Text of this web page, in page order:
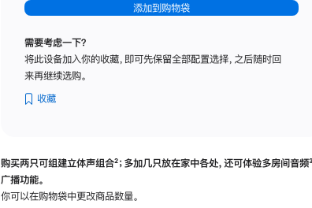
添加到购物袋
需要考虑一下？
将此设备加入你的收藏，即可先保留全部配置选择，之后随时回
来再继续选购。
收藏
购买两只可组建立体声组合脚
²；多加几只放在家中各处，还可体验多‍房‍间音频
广播功能。
你可以在购物袋中更改商品数量。